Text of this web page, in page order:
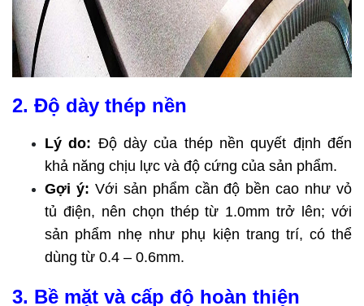
2. Độ dày thép nền
Lý do: Độ dày của thép nền quyết định đến
khả năng chịu lực và độ cứng của sản phẩm.
Gợi ý: Với sản phẩm cần độ bền cao như vỏ
tủ điện, nên chọn thép từ 1.0mm trở lên; với
sản phẩm nhẹ như phụ kiện trang trí, có thể
dùng từ 0.4 – 0.6mm.
3. Bề mặt và cấp độ hoàn thiện